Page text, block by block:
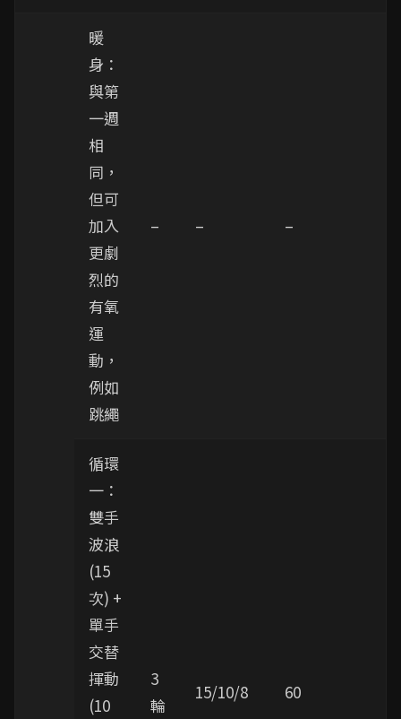
暖
身：
與第
一週
相
同，
但可
加入
更劇
烈的
有氧
運
動，
例如
跳繩
– – –
循環
一：
雙手
波浪
(15
次) +
單手
交替
揮動
(10
3
輪
15/10/8 60